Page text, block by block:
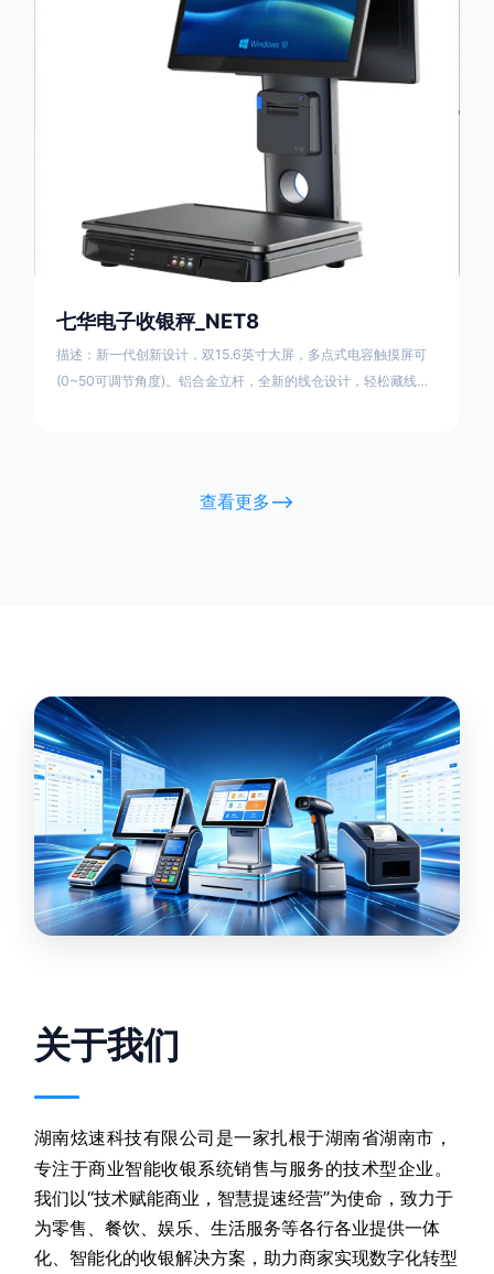
七华电子收银秤_NET8
描述：新一代创新设计，双15.6英寸大屏，多点式电容触摸屏可
(0~50可调节角度)。铝合金立杆，全新的线仓设计，轻松藏线，
查看更多-->
关于我们
湖南炫速科技有限公司是一家扎根于湖南省湖南市，
专注于商业智能收银系统销售与服务的技术型企业 。
我们以“技术赋能商业，智慧提速经营”为使命，致力于
为零售、餐饮、娱乐、生活服务等各行各业提供一体
化、智能化的收银解决方案，助力商家实现数字化转型